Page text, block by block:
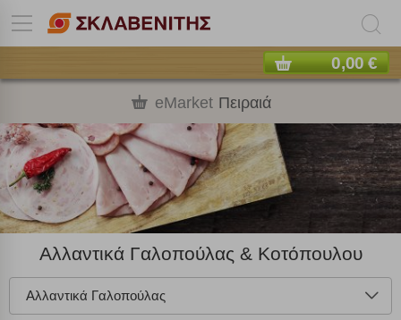
0,00 €
eMarket Πειραιά
Αλλαντικά Γαλοπούλας & Κοτόπουλου
Αλλαντικά Γαλοπούλας